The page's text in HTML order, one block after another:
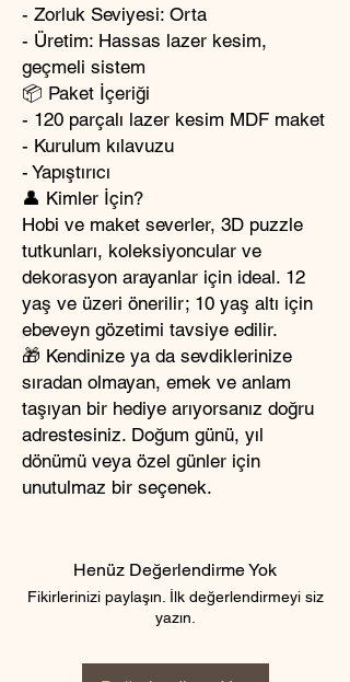
- Zorluk Seviyesi: Orta
- Üretim: Hassas lazer kesim,
geçmeli sistem
📦 Paket İçeriği
- 120 parçalı lazer kesim MDF maket
- Kurulum kılavuzu
- Yapıştırıcı
👤 Kimler İçin?
Hobi ve maket severler, 3D puzzle
tutkunları, koleksiyoncular ve
dekorasyon arayanlar için ideal. 12
yaş ve üzeri önerilir; 10 yaş altı için
ebeveyn gözetimi tavsiye edilir.
🎁 Kendinize ya da sevdiklerinize
sıradan olmayan, emek ve anlam
taşıyan bir hediye arıyorsanız doğru
adrestesiniz. Doğum günü, yıl
dönümü veya özel günler için
unutulmaz bir seçenek.
Henüz Değerlendirme Yok
Fikirlerinizi paylaşın. İlk değerlendirmeyi siz
yazın.